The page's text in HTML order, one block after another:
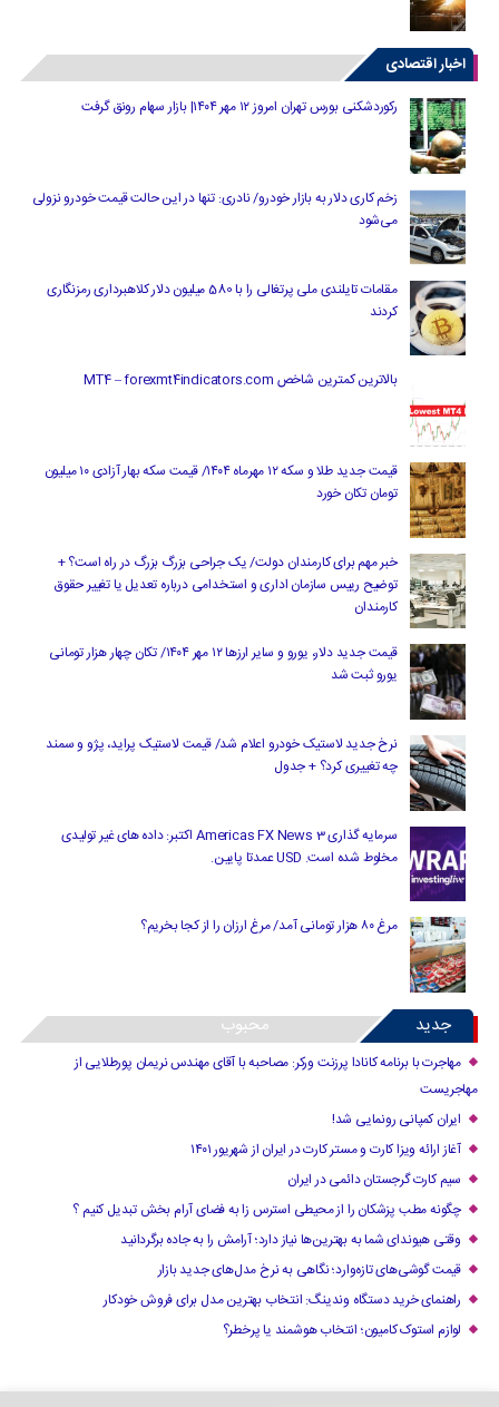
اخبار اقتصادی
رکوردشکنی بورس تهران امروز ۱۲ مهر ۱۴۰۴| بازار سهام رونق گرفت
زخم کاری دلار به بازار خودرو/ نادری: تنها در این حالت قیمت خودرو نزولی
می‌شود
مقامات تایلندی ملی پرتغالی را با 580 میلیون دلار کلاهبرداری رمزنگاری
کردند
بالاترین کمترین شاخص MT4 – forexmt4indicators.com
قیمت جدید طلا و سکه ۱۲ مهرماه ۱۴۰۴/ قیمت سکه بهار آزادی ۱۰ میلیون
تومان تکان خورد
خبر مهم برای کارمندان دولت/ یک جراحی بزرگ بزرگ در راه است؟ +
توضیح رییس سازمان اداری و استخدامی درباره تعدیل یا تغییر حقوق
کارمندان
قیمت جدید دلار، یورو و سایر ارزها ۱۲ مهر ۱۴۰۴/ تکان چهار هزار تومانی
یورو ثبت شد
نرخ جدید لاستیک خودرو اعلام شد/ قیمت لاستیک پراید، پژو و سمند
چه تغییری کرد؟ + جدول
سرمایه گذاری Americas FX News 3 اکتبر: داده های غیر تولیدی
مخلوط شده است. USD عمدتا پایین.
مرغ ۸۰ هزار تومانی آمد/ مرغ ارزان را از کجا بخریم؟
جدید محبوب
مهاجرت با برنامه کانادا پرزنت ورکر: مصاحبه با آقای مهندس نریمان پورطلایی از
مهاجریست
ایران کمپانی رونمایی شد!
آغاز ارائه ویزا کارت و مستر کارت در ایران از شهریور ۱۴۰۱
سیم کارت گرجستان دائمی در ایران
چگونه مطب پزشکان را از محیطی استرس زا به فضای آرام بخش تبدیل کنیم ؟
وقتی هیوندای شما به بهترین‌ها نیاز دارد؛ آرامش را به جاده برگردانید
قیمت گوشی‌های تازه‌وارد؛ نگاهی به نرخ مدل‌های جدید بازار
راهنمای خرید دستگاه وندینگ: انتخاب بهترین مدل برای فروش خودکار
لوازم استوک کامیون؛ انتخاب هوشمند یا پرخطر؟